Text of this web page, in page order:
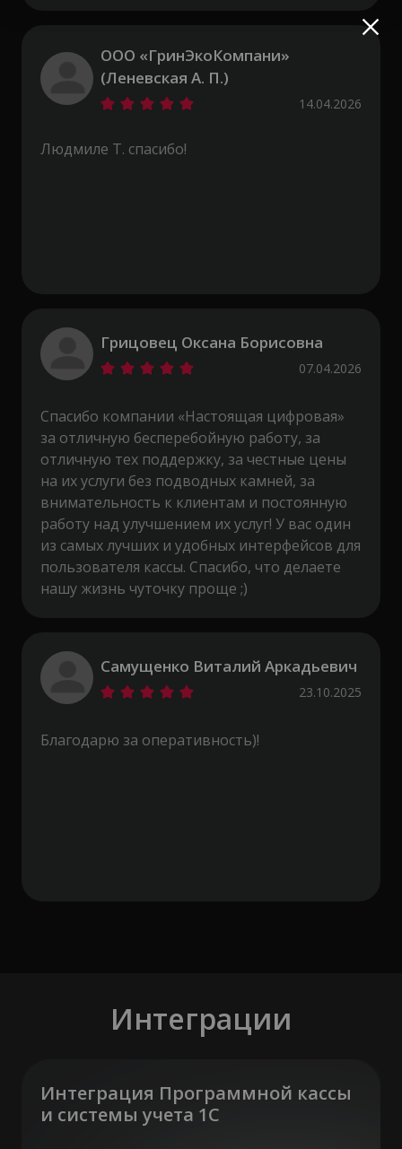
ООО «ГринЭкоКомпани»
(Леневская А. П.)
14.04.2026
Людмиле Т. спасибо!
Грицовец Оксана Борисовна
07.04.2026
Спасибо компании «Настоящая цифровая»
за отличную бесперебойную работу, за
отличную тех поддержку, за честные цены
на их услуги без подводных камней, за
внимательность к клиентам и постоянную
работу над улучшением их услуг! У вас один
из самых лучших и удобных интерфейсов для
пользователя кассы. Спасибо, что делаете
нашу жизнь чуточку проще ;)
Самущенко Виталий Аркадьевич
23.10.2025
Благодарю за оперативность)!
Интеграции
Интеграция Программной кассы
и системы учета 1С